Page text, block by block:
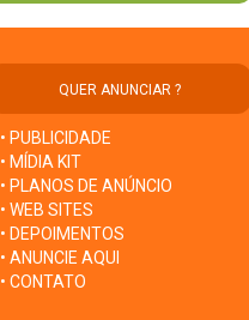
QUER ANUNCIAR ?
• PUBLICIDADE
• MÍDIA KIT
• PLANOS DE ANÚNCIO
• WEB SITES
• DEPOIMENTOS
• ANUNCIE AQUI
• CONTATO